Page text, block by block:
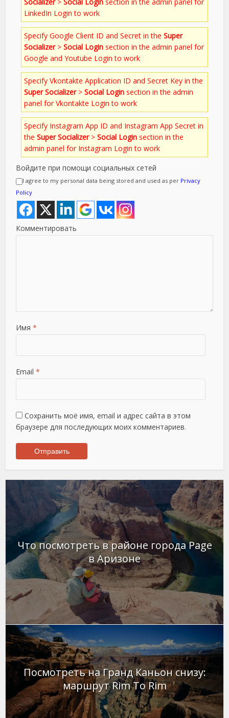
LinkedIn Login to work
Specify Google Client ID and Secret in theSuper
Socializer>Social Login section in the admin panel for
Google and Youtube Login to work
Specify Vkontakte Application ID and Secret Key in the
Super Socializer>Social Login section in the admin
panel for Vkontakte Login to work
Specify Instagram App ID and Instagram App Secret in
theSuper Socializer>Social Login section in the
admin panel for Instagram Login to work
Войдите при помощи социальных сетей
I agree to my personal data being stored and used as per Privacy
Policy
Комментировать
Имя *
Email *
Сохранить моё имя, email и адрес сайта в этом
браузере для последующих моих комментариев.
Что посмотреть в районе города Page
в Аризоне
Посмотреть на Гранд Каньон снизу:
маршрут Rim To Rim